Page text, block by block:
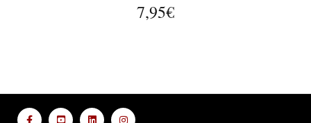
7,95€